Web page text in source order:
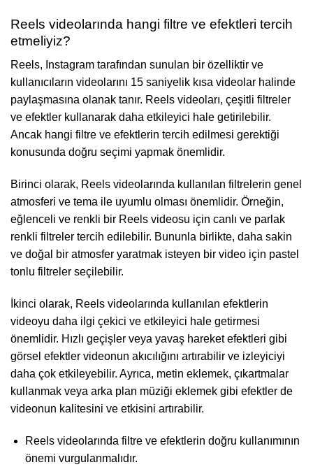
Reels videolarında hangi filtre ve efektleri tercih
etmeliyiz?
Reels, Instagram tarafından sunulan bir özelliktir ve
kullanıcıların videolarını 15 saniyelik kısa videolar halinde
paylaşmasına olanak tanır. Reels videoları, çeşitli filtreler
ve efektler kullanarak daha etkileyici hale getirilebilir.
Ancak hangi filtre ve efektlerin tercih edilmesi gerektiği
konusunda doğru seçimi yapmak önemlidir.
Birinci olarak, Reels videolarında kullanılan filtrelerin genel
atmosferi ve tema ile uyumlu olması önemlidir. Örneğin,
eğlenceli ve renkli bir Reels videosu için canlı ve parlak
renkli filtreler tercih edilebilir. Bununla birlikte, daha sakin
ve doğal bir atmosfer yaratmak isteyen bir video için pastel
tonlu filtreler seçilebilir.
İkinci olarak, Reels videolarında kullanılan efektlerin
videoyu daha ilgi çekici ve etkileyici hale getirmesi
önemlidir. Hızlı geçişler veya yavaş hareket efektleri gibi
görsel efektler videonun akıcılığını artırabilir ve izleyiciyi
daha çok etkileyebilir. Ayrıca, metin eklemek, çıkartmalar
kullanmak veya arka plan müziği eklemek gibi efektler de
videonun kalitesini ve etkisini artırabilir.
Reels videolarında filtre ve efektlerin doğru kullanımının
önemi vurgulanmalıdır.